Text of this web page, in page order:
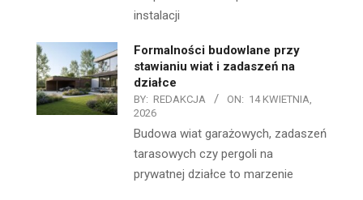
instalacji
Formalności budowlane przy
stawianiu wiat i zadaszeń na
działce
BY: REDAKCJA ON: 14 KWIETNIA,
2026
Budowa wiat garażowych, zadaszeń
tarasowych czy pergoli na
prywatnej działce to marzenie